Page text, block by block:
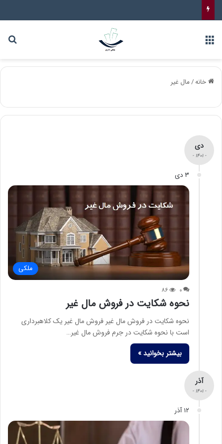
خانه/مال غیر
دی
- ۱۴۰۱ -
۳ دی
ملکی
۰ ۸۶
نحوه شکایت در فروش مال غیر
نحوه شکایت در فروش مال غیر فروش مال غیر یک کلاهبرداری
است با نحوه شکایت در جرم فروش مال غیر…
بیشتر بخوانید »
آذر
- ۱۴۰۱ -
۱۲ آذر